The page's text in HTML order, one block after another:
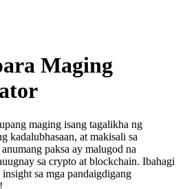
Maging
maging isang tagalikha ng
kadalubhasaan, at makisali sa
paksa ay malugod na
sa crypto at blockchain. Ibahagi
sa mga pandaigdigang